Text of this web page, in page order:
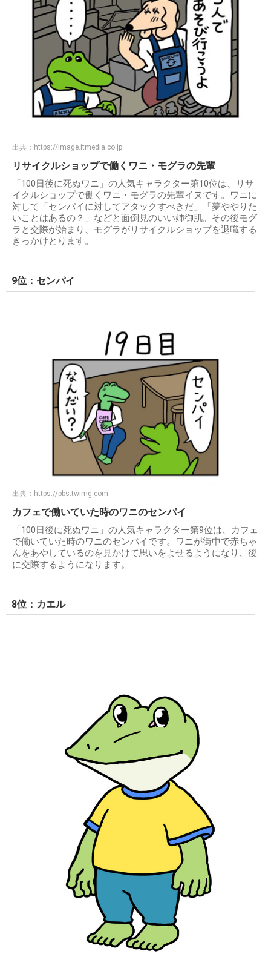
出典： https://image.itmedia.co.jp
リサイクルショップで働くワニ・モグラの先輩
「100日後に死ぬワニ」の人気キャラクター第10位は、リサ
イクルショップで働くワニ・モグラの先輩イヌです。ワニに
対して「センパイに対してアタックすべきだ」「夢ややりた
いことはあるの？」などと面倒見のいい姉御肌。その後モグ
ラと交際が始まり、モグラがリサイクルショップを退職する
きっかけとります。
9位：センパイ
出典： https://pbs.twimg.com
カフェで働いていた時のワニのセンパイ
「100日後に死ぬワニ」の人気キャラクター第9位は、カフェ
で働いていた時のワニのセンパイです。ワニが街中で赤ちゃ
んをあやしているのを見かけて思いをよせるようになり、後
に交際するようになります。
8位：カエル